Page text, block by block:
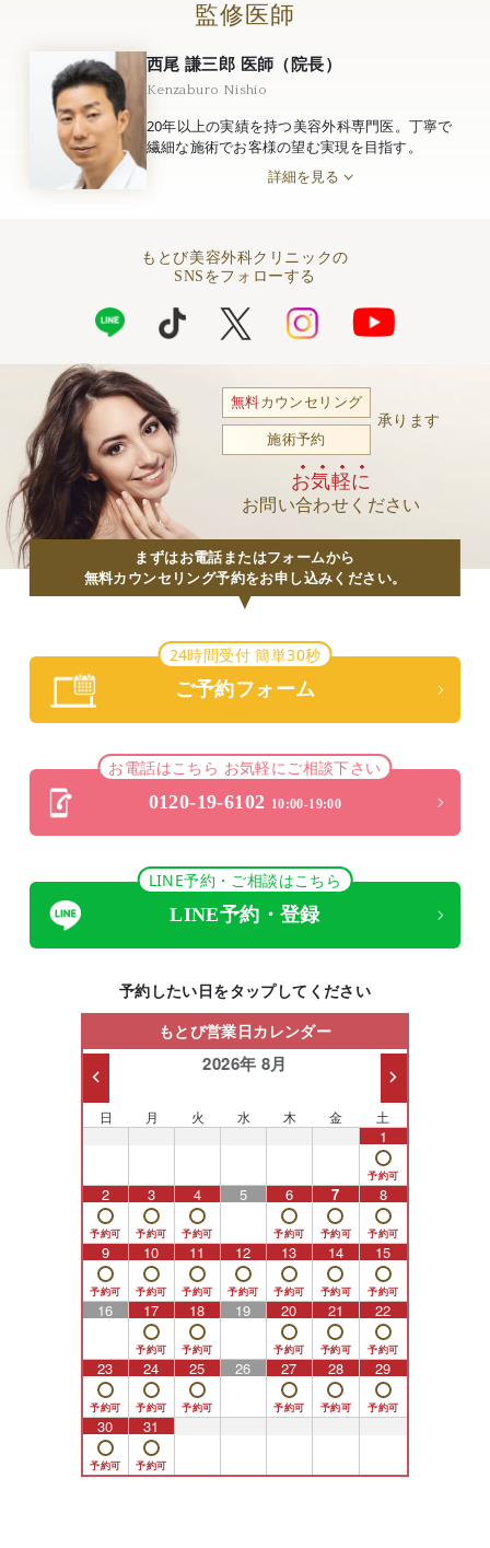
監修医師
西尾 謙三郎 医師（院長）
Kenzaburo Nishio
20年以上の実績を持つ美容外科専門医。丁寧で
繊細な施術でお客様の望む実現を目指す。
詳細を見る
もとび美容外科クリニックの
SNSをフォローする
無料カウンセリング
施術予約
承ります
お気軽に
お問い合わせください
まずはお電話またはフォームから
無料カウンセリング予約をお申し込みください。
24時間受付 簡単30秒
ご予約フォーム
お電話はこちら お気軽にご相談下さい
0120-19-6102 10:00-19:00
LINE予約・ご相談はこちら
LINE予約・登録
予約したい日をタップしてください
もとび営業日カレンダー
2026年 8月
日 月 火 水 木 金 土
1
2 3 4 5 6 7 8
9 10 11 12 13 14 15
16 17 18 19 20 21 22
23 24 25 26 27 28 29
30 31